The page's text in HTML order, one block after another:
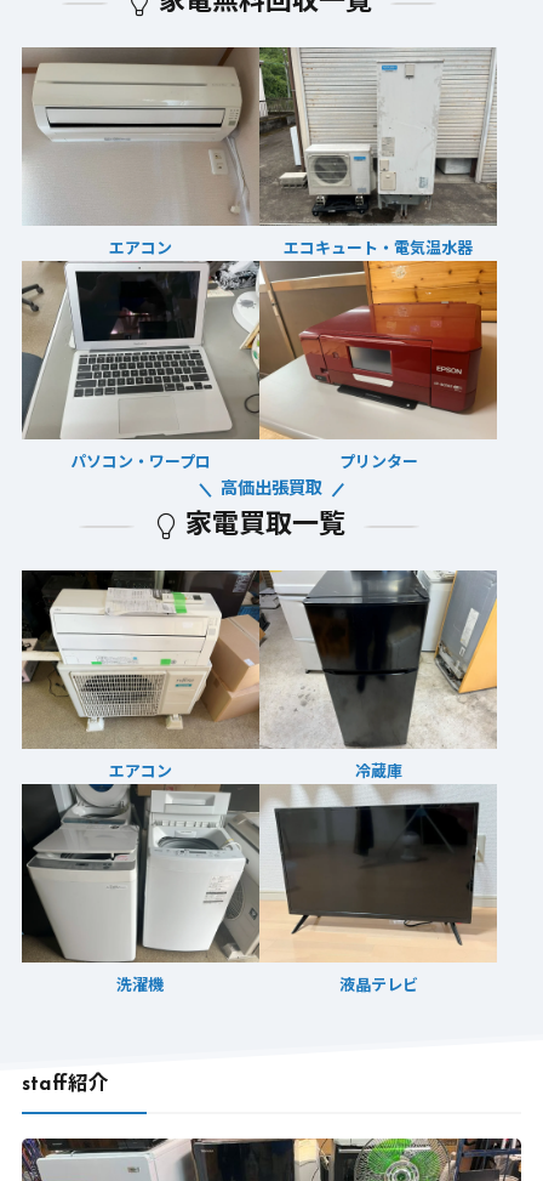
エアコン エコキュート・電気温水器
パソコン・ワープロ プリンター
家電買取一覧
高価出張買取
エアコン 冷蔵庫
洗濯機 液晶テレビ
staff紹介